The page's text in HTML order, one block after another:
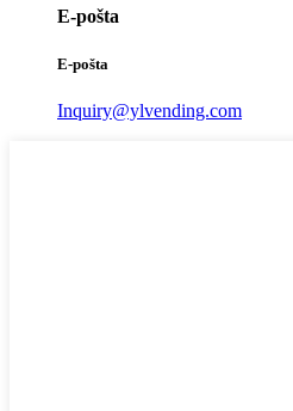
E-pošta
E-pošta
Inquiry@ylvending.com